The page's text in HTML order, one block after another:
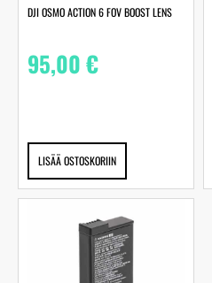
DJI OSMO ACTION 6 FOV BOOST LENS
95,00€
LISÄÄ OSTOSKORIIN